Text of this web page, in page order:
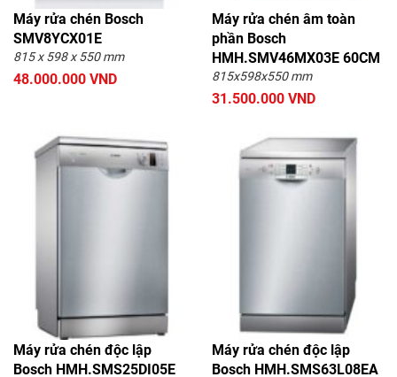
Máy rửa chén Bosch
SMV8YCX01E
815 x 598 x 550 mm
48.000.000 VND
Máy rửa chén âm toàn
phần Bosch
HMH.SMV46MX03E 60CM
815x598x550 mm
31.500.000 VND
Máy rửa chén độc lập
Bosch HMH.SMS25DI05E
Máy rửa chén độc lập
Bosch HMH.SMS63L08EA